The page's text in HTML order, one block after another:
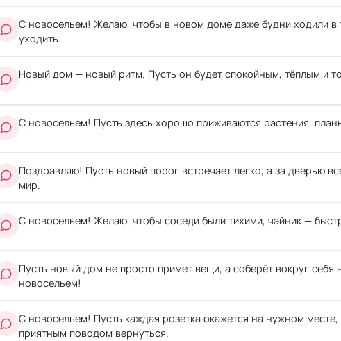
С новосельем! Желаю, чтобы в новом доме даже будни ходили в
уходить.
Новый дом — новый ритм. Пусть он будет спокойным, тёплым и
С новосельем! Пусть здесь хорошо приживаются растения,
Поздравляю! Пусть новый порог встречает легко, а за дверью
мир.
С новосельем! Желаю, чтобы соседи были тихими, чайник —
Пусть новый дом не просто примет вещи, а соберёт вокруг
новосельем!
С новосельем! Пусть каждая розетка окажется на нужном
приятным поводом вернуться.